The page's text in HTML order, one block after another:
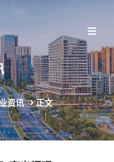
资讯 正文